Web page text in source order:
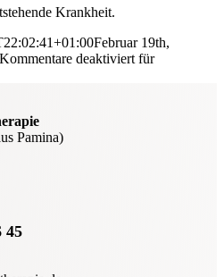
Krankheit.
Februar 19th,
Kommentare deaktiviert für
Pamina)
45